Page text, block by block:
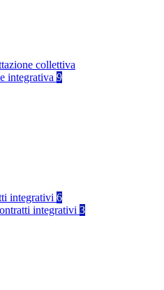
collettiva
integrativa 9
integrativi 6
integrativi 3